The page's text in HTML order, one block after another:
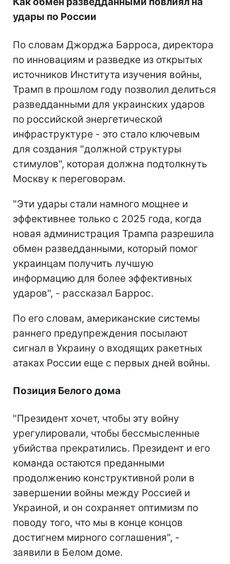
удары по России
По словам Джорджа Барроса, директора
по инновациям и разведке из открытых
источников Института изучения войны,
Трамп в прошлом году позволил делиться
разведданными для украинских ударов
по российской энергетической
инфраструктуре - это стало ключевым
для создания "должной структуры
стимулов", которая должна подтолкнуть
Москву к переговорам.
"Эти удары стали намного мощнее и
эффективнее только с 2025 года, когда
новая администрация Трампа разрешила
обмен разведданными, который помог
украинцам получить лучшую
информацию для более эффективных
ударов", - рассказал Баррос.
По его словам, американские системы
раннего предупреждения посылают
сигнал в Украину о входящих ракетных
атаках России еще с первых дней войны.
Позиция Белого дома
"Президент хочет, чтобы эту войну
урегулировали, чтобы бессмысленные
убийства прекратились. Президент и его
команда остаются преданными
продолжению конструктивной роли в
завершении войны между Россией и
Украиной, и он сохраняет оптимизм по
поводу того, что мы в конце концов
достигнем мирного соглашения", -
заявили в Белом доме.